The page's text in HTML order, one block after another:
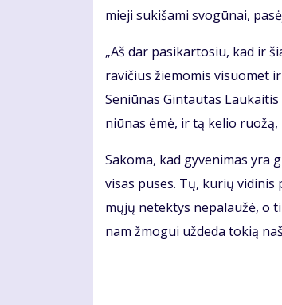
mie­ji su­ki­ša­mi svo­gū­nai,
„Aš dar pa­si­kar­to­siu, kad ir
ra­vi­čius žie­mo­mis vi­suo­met
Se­niū­nas Gin­tau­tas
niū­nas ėmė, ir tą ke­lio
Sa­ko­ma, kad gy­ve­ni­mas yra
vi­sas pu­ses. Tų, ku­rių
mų­jų ne­tek­tys ne­pa­lau­žė, o
nam žmo­gui už­de­da to­kią